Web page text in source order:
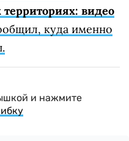
видео
куда именно
и нажмите